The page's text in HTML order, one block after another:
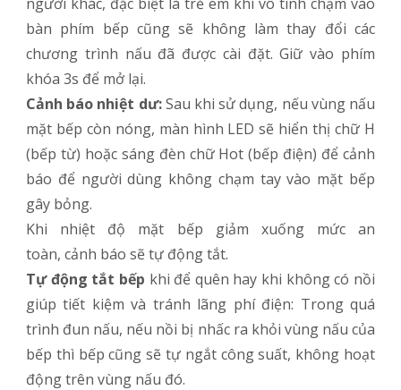
bàn phím bếp cũng sẽ không làm thay đổi các
chương trình nấu đã được cài đặt. Giữ vào phím
khóa 3s để mở lại.
Cảnh báo nhiệt dư:Sau khi sử dụng, nếu vùng nấu
mặt bếp còn nóng, màn hình LED sẽ hiển thị chữ H
(bếp từ) hoặc sáng đèn chữ Hot (bếp điện) để cảnh
báo để người dùng không chạm tay vào mặt bếp
gây bỏng.
Khi nhiệt độ mặt bếp giảm xuống mức an
toàn, cảnh báo sẽ tự động tắt.
Tự động tắt bếp khi để quên hay khi không có nồi
giúp tiết kiệm và tránh lãng phí điện: Trong quá
trình đun nấu, nếu nồi bị nhấc ra khỏi vùng nấu của
bếp thì bếp cũng sẽ tự ngắt công suất, không hoạt
động trên vùng nấu đó.